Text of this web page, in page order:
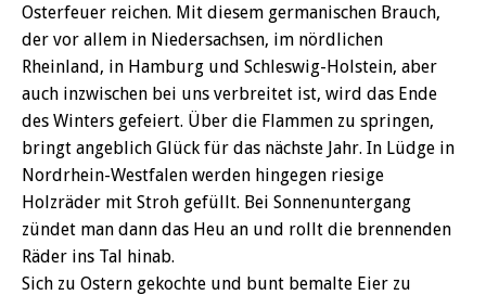
Osterfeuer reichen. Mit diesem germanischen Brauch,
der vor allem in Niedersachsen, im nördlichen
Rheinland, in Hamburg und Schleswig-Holstein, aber
auch inzwischen bei uns verbreitet ist, wird das Ende
des Winters gefeiert. Über die Flammen zu springen,
bringt angeblich Glück für das nächste Jahr. In Lüdge in
Nordrhein-Westfalen werden hingegen riesige
Holzräder mit Stroh gefüllt. Bei Sonnenuntergang
zündet man dann das Heu an und rollt die brennenden
Räder ins Tal hinab.
Sich zu Ostern gekochte und bunt bemalte Eier zu